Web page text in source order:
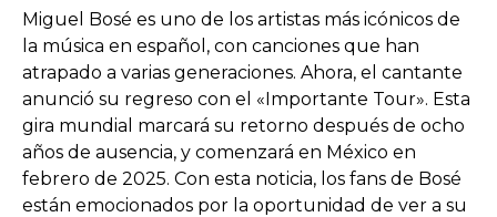
Miguel Bosé es uno de los artistas más icónicos de
la música en español, con canciones que han
atrapado a varias generaciones. Ahora, el cantante
anunció su regreso con el «Importante Tour». Esta
gira mundial marcará su retorno después de ocho
años de ausencia, y comenzará en México en
febrero de 2025. Con esta noticia, los fans de Bosé
están emocionados por la oportunidad de ver a su